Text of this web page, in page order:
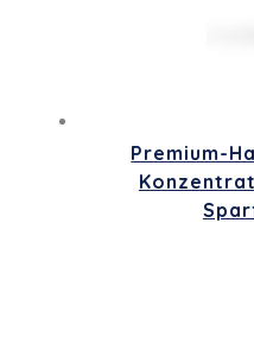
Premium-